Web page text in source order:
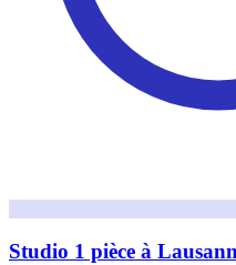
Studio 1 pièce à